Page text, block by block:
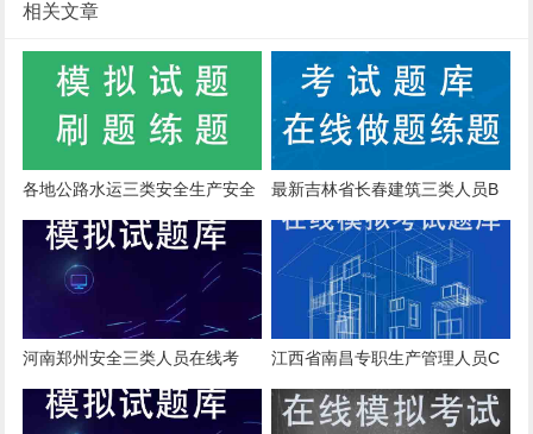
相关文章
各地公路水运三类安全生产安全
管理人员考题
最新吉林省长春建筑三类人员B
证在线考核试题及基础知识
河南郑州安全三类人员在线考
试，考点分析
江西省南昌专职生产管理人员C
证在线，推荐app哪个好？